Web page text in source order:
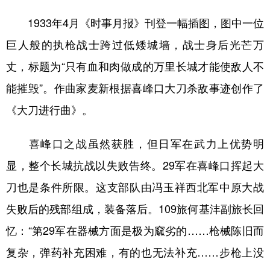
1933年4月《时事月报》刊登一幅插图，图中一位
巨人般的执枪战士跨过低矮城墙，战士身后光芒万
丈，标题为“只有血和肉做成的万里长城才能使敌人不
能摧毁”。作曲家麦新根据喜峰口大刀杀敌事迹创作了
《大刀进行曲》。
喜峰口之战虽然获胜，但日军在武力上优势明
显，整个长城抗战以失败告终。29军在喜峰口挥起大
刀也是条件所限。这支部队由冯玉祥西北军中原大战
失败后的残部组成，装备落后。109旅何基沣副旅长回
忆：“第29军在器械方面是极为窳劣的……枪械陈旧而
复杂，弹药补充困难，有的也无法补充……步枪上没